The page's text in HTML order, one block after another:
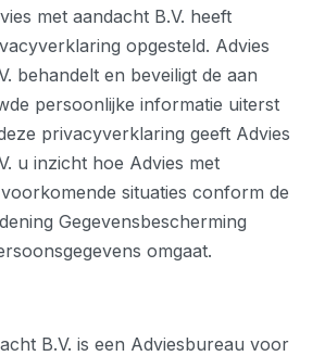
met aandacht B.V. heeft
opgesteld. Advies
behandelt en beveiligt de aan
persoonlijke informatie uiterst
privacyverklaring geeft Advies
u inzicht hoe Advies met
situaties conform de
Gegevensbescherming
omgaat.
B.V. is een Adviesbureau voor